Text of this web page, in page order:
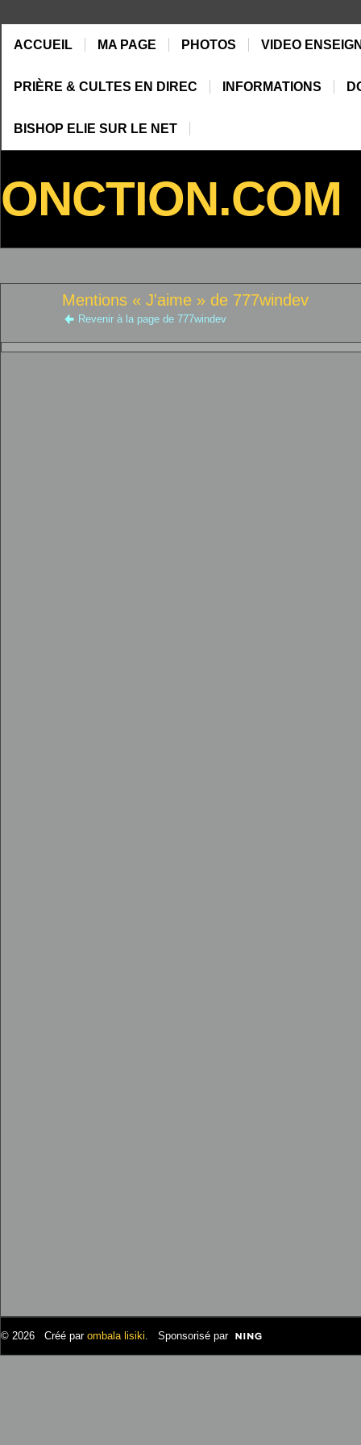
ACCUEIL MA PAGE PHOTOS VIDEO
PRIÈRE & CULTES EN DIREC INFORMATIONS
BISHOP ELIE SUR LE NET
ONCTION.COM
Mentions « J'aime » de 777windev
Revenir à la page de 777windev
© 2026 Créé par ombala lisiki. Sponsorisé par